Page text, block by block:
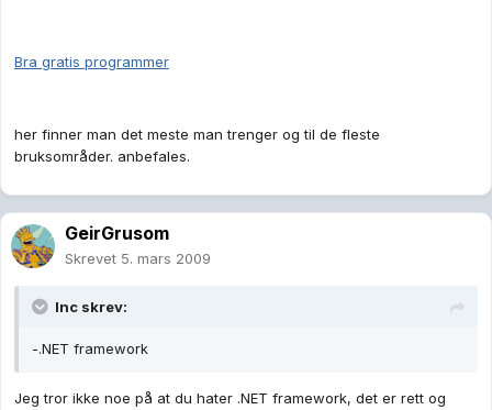
Bra gratis programmer
her finner man det meste man trenger og til de fleste
bruksområder. anbefales.
GeirGrusom
Skrevet 5. mars 2009
Inc skrev:
-.NET framework
Jeg tror ikke noe på at du hater .NET framework, det er rett og